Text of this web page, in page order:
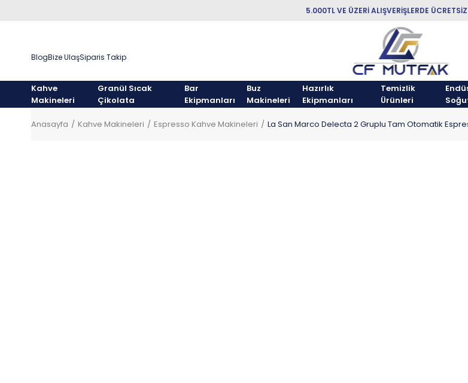
5.000TL VE ÜZERİ ALIŞVERİŞLERDE
BlogBize UlaşSiparis Takip
Kahve
Makineleri
Granül Sıcak
Çikolata
Bar
Ekipmanları
Buz
Makineleri
Hazırlık
Ekipmanları
Temizlik
Ürünleri
Anasayfa Kahve Makineleri Espresso Kahve Makineleri La San Marco Delecta 2 Gruplu Tam Otomatik